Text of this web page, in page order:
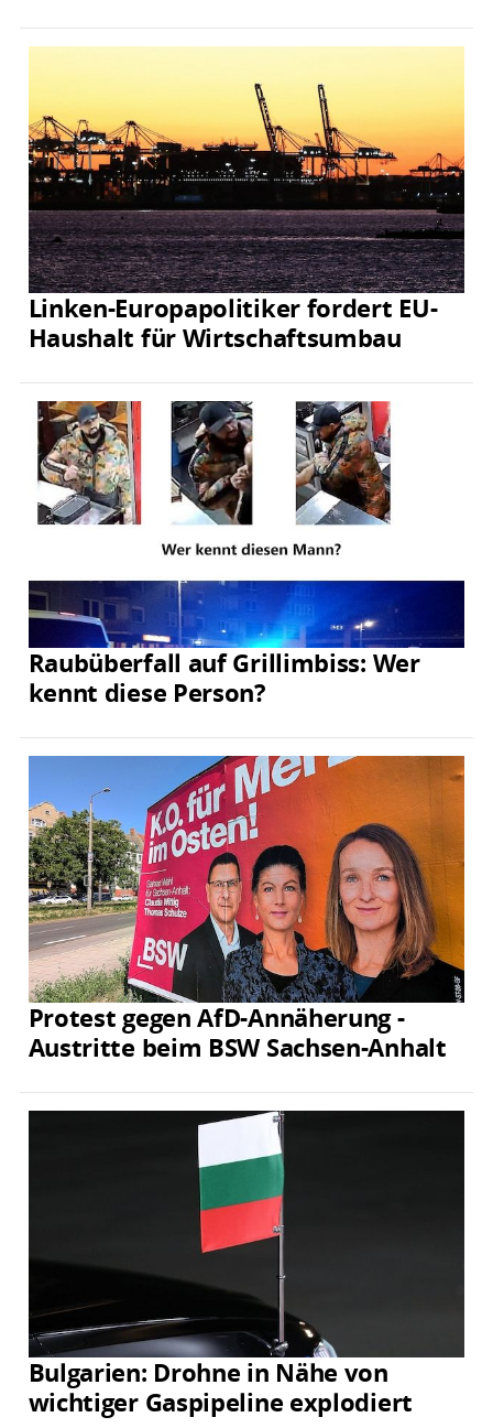
Linken-Europapolitiker fordert EU-
Haushalt für Wirtschaftsumbau
Raubüberfall auf Grillimbiss: Wer
kennt diese Person?
Protest gegen AfD-Annäherung -
Austritte beim BSW Sachsen-Anhalt
Bulgarien: Drohne in Nähe von
wichtiger Gaspipeline explodiert